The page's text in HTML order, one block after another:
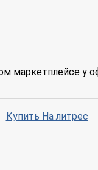
маркетплейсе у
Купить На литрес